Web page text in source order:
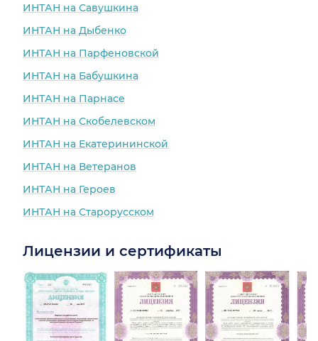
ИНТАН на Савушкина
ИНТАН на Дыбенко
ИНТАН на Парфеновской
ИНТАН на Бабушкина
ИНТАН на Парнасе
ИНТАН на Скобелевском
ИНТАН на Екатерининской
ИНТАН на Ветеранов
ИНТАН на Героев
ИНТАН на Старорусском
Лицензии и сертификаты